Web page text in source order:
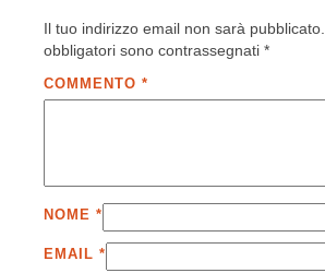
Il tuo indirizzo email non sarà pubblicato.
obbligatori sono contrassegnati *
COMMENTO *
NOME *
EMAIL *